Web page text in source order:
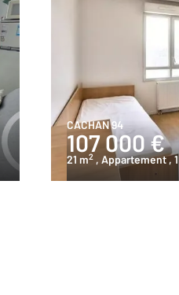
CACHAN 94
107 000 €
21 m2 , Appartement,